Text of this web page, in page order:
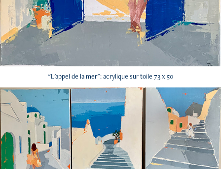
"L'appel de la mer": acrylique sur toile 73 x 50